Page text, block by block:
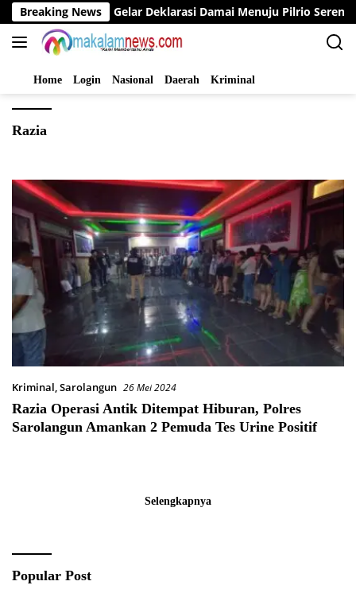
Langsung
ke
konten
Breaking News
Bupati Bungo Gelar Deklarasi Damai Menuju Pilrio Serentak
Home Login Nasional Daerah Kriminal
Razia
Kriminal,Sarolangun 26 Mei 2024
Razia Operasi Antik Ditempat Hiburan, Polres
Sarolangun Amankan 2 Pemuda Tes Urine Positif
Selengkapnya
Popular Post